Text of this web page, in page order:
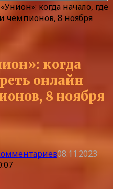
когда начало, где
чемпионов, 8 ноября
когда
онлайн
8 ноября
08.11.2023